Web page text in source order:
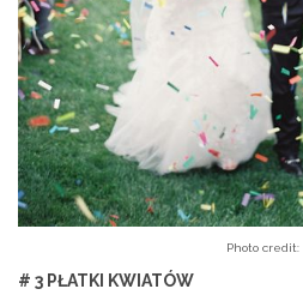
Photo credit:
# 3 PŁATKI KWIATÓW